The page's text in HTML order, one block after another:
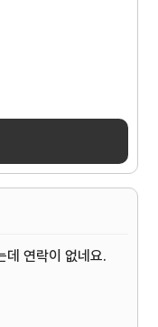
데 연락이 없네요.